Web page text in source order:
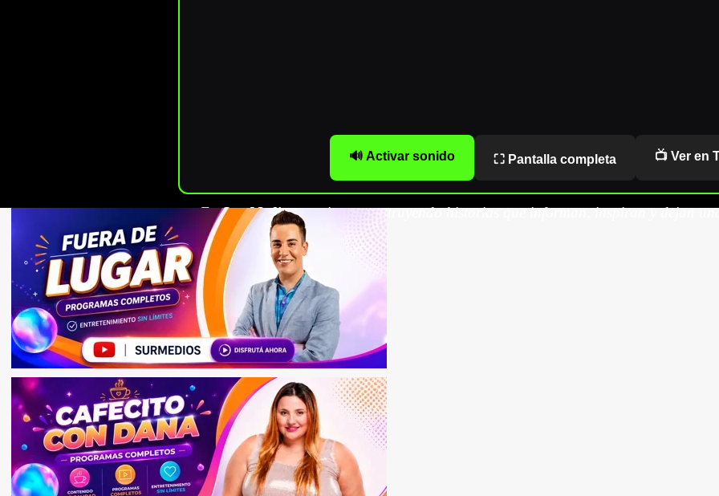
🔊 Activar sonido ⛶ Pantalla completa 📺 Ver en
EnSur Mediosseguimos construyendo historias que informan, inspiran y dejan